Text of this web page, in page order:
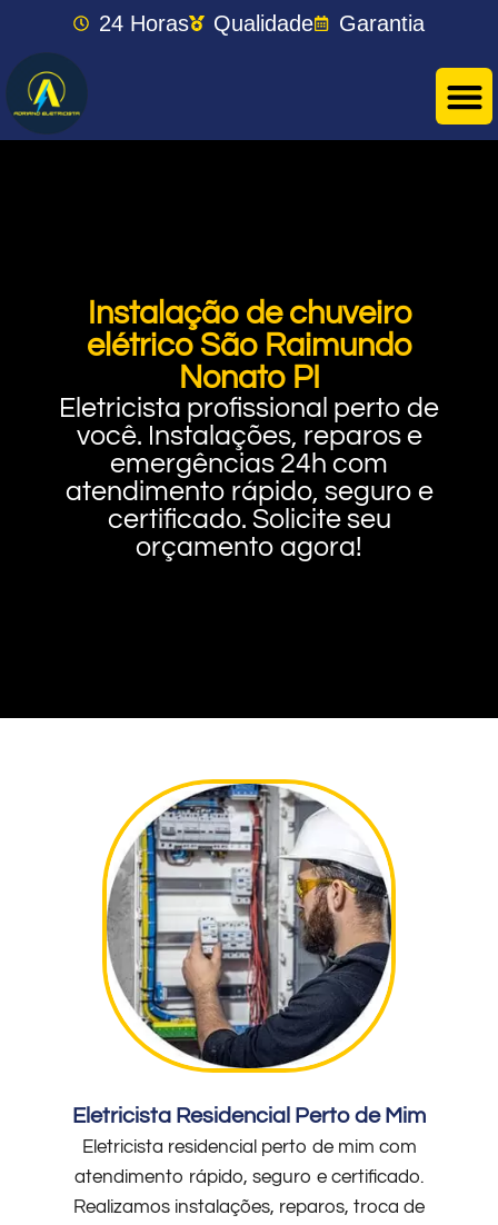
24 Horas Qualidade Garantia
Instalação de chuveiro
elétrico São Raimundo
Nonato PI
Eletricista profissional perto de
você. Instalações, reparos e
emergências 24h com
atendimento rápido, seguro e
certificado. Solicite seu
orçamento agora!
Eletricista Residencial Perto de Mim
Eletricista residencial perto de mim com
atendimento rápido, seguro e certificado.
Realizamos instalações, reparos, troca de